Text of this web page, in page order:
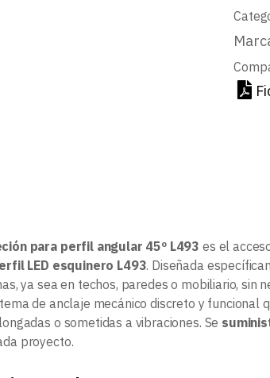
para perfil angular 45º L493 es el
LED esquinero L493. Diseñada
ya sea en techos, paredes o mobiliario, sin
de anclaje mecánico discreto y
o sometidas a vibraciones. Se
proyecto.